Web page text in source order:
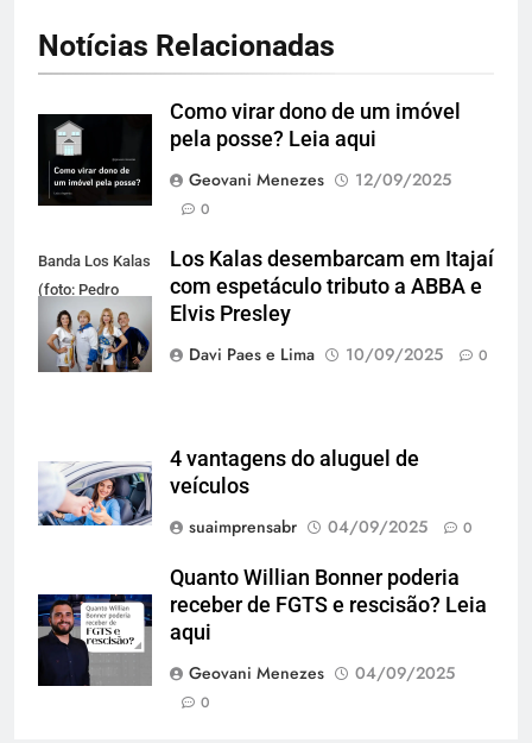
Notícias Relacionadas
Como virar dono de um imóvel
pela posse? Leia aqui
Geovani Menezes
12/09/2025
0
Banda Los Kalas
(foto: Pedro
Oliveira)
Los Kalas desembarcam em Itajaí
com espetáculo tributo a ABBA e
Elvis Presley
Davi Paes e Lima
10/09/2025 0
4 vantagens do aluguel de
veículos
suaimprensabr
04/09/2025 0
Quanto Willian Bonner poderia
receber de FGTS e rescisão? Leia
aqui
Geovani Menezes
04/09/2025
0